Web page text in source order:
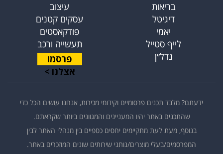
בריאות
דיגיטל
יאמי
לייף סטייל
נדל״ן
עיצוב
עסקים קטנים
פודקאסטים
תעשייה ורכב
פרסמו
אצלנו >
ידעתם? מלבד תכנים פרסומיים וקידומי מכירות, אנחנו עושים הכל כדי
שהתכנים באתר יהיו המעניינים והמגוונים ביותר שקראתם.
בנוסף, מעת לעת מתקיימים יחסים כספיים בין מנהלי האתר לבין
המפרסמים/בעלי מוצרים/נותני שירותים שונים המוזכרים באתר.